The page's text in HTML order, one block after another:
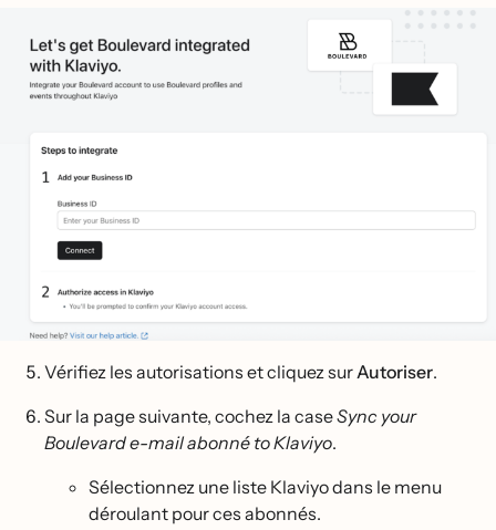
Vérifiez les autorisations et cliquez surAutoriser.
Sur la page suivante, cochez la caseSync your
Boulevard e-mail abonné to Klaviyo.
Sélectionnez une liste Klaviyo dans le menu
déroulant pour ces abonnés.